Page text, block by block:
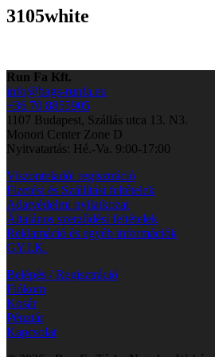
3105white
Run Fa Kft.
info@bags-runfa.eu
+36 70 8855905
1107 Budapest, Szállás utca 13. N3.
Monori Center Zone D
Nyitvatartás: Hé.-Va. 9:00-17:00
Viszonteladói regisztráció
Fizetési és Szállítási feltételek
Adatvédelmi nyilatkozat
Általános szerződési feltételek
Reklamáció és egyéb információk
GY.I.K.
Belépés / Regisztráció
Fiókom
Kosár
Pénztár
Kapcsolat